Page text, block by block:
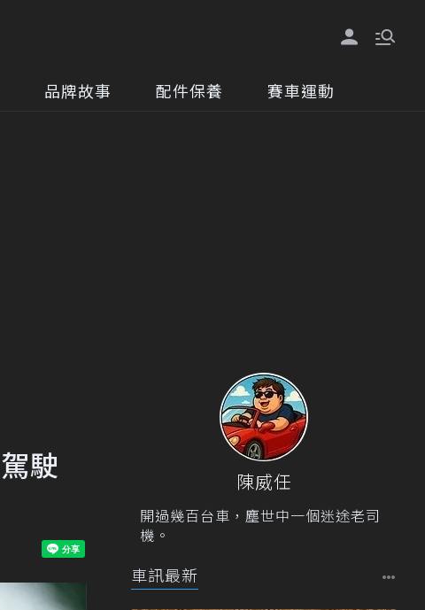
品牌故事 配件保養 賽車運動
駛
陳威任
開過幾百台車，塵世中一個迷途老司
機。
車訊最新